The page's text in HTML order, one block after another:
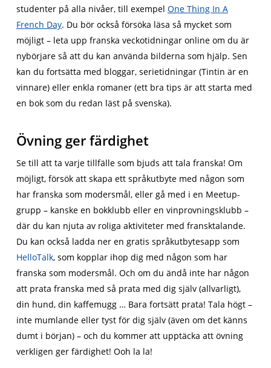
studenter på alla nivåer, till exempel One Thing In A
French Day. Du bör också försöka läsa så mycket som
möjligt – leta upp franska veckotidningar online om du är
nybörjare så att du kan använda bilderna som hjälp. Sen
kan du fortsätta med bloggar, serietidningar (Tintin är en
vinnare) eller enkla romaner (ett bra tips är att starta med
en bok som du redan läst på svenska).
Övning ger färdighet
Se till att ta varje tillfälle som bjuds att tala franska! Om
möjligt, försök att skapa ett språkutbyte med någon som
har franska som modersmål, eller gå med i en Meetup-
grupp – kanske en bokklubb eller en vinprovningsklubb –
där du kan njuta av roliga aktiviteter med fransktalande.
Du kan också ladda ner en gratis språkutbytesapp som
HelloTalk, som kopplar ihop dig med någon som har
franska som modersmål. Och om du ändå inte har någon
att prata franska med så prata med dig själv (allvarligt),
din hund, din kaffemugg … Bara fortsätt prata! Tala högt –
inte mumlande eller tyst för dig själv (även om det känns
dumt i början) – och du kommer att upptäcka att övning
verkligen ger färdighet! Ooh la la!